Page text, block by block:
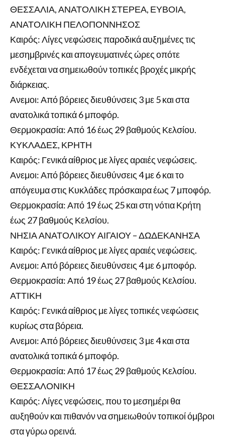
ΘΕΣΣΑΛΙΑ, ΑΝΑΤΟΛΙΚΗ ΣΤΕΡΕΑ, ΕΥΒΟΙΑ,
ΑΝΑΤΟΛΙΚΗ ΠΕΛΟΠΟΝΝΗΣΟΣ
Καιρός: Λίγες νεφώσεις παροδικά αυξημένες τις
μεσημβρινές και απογευματινές ώρες οπότε
ενδέχεται να σημειωθούν τοπικές βροχές μικρής
διάρκειας.
Ανεμοι: Από βόρειες διευθύνσεις 3 με 5 και στα
ανατολικά τοπικά 6 μποφόρ.
Θερμοκρασία: Από 16 έως 29 βαθμούς Κελσίου.
ΚΥΚΛΑΔΕΣ, ΚΡΗΤΗ
Καιρός: Γενικά αίθριος με λίγες αραιές νεφώσεις.
Ανεμοι: Από βόρειες διευθύνσεις 4 με 6 και το
απόγευμα στις Κυκλάδες πρόσκαιρα έως 7 μποφόρ.
Θερμοκρασία: Από 19 έως 25 και στη νότια Κρήτη
έως 27 βαθμούς Κελσίου.
ΝΗΣΙΑ ΑΝΑΤΟΛΙΚΟΥ ΑΙΓΑΙΟΥ – ΔΩΔΕΚΑΝΗΣΑ
Καιρός: Γενικά αίθριος με λίγες αραιές νεφώσεις.
Ανεμοι: Από βόρειες διευθύνσεις 4 με 6 μποφόρ.
Θερμοκρασία: Από 19 έως 27 βαθμούς Κελσίου.
ΑΤΤΙΚΗ
Καιρός: Γενικά αίθριος με λίγες τοπικές νεφώσεις
κυρίως στα βόρεια.
Ανεμοι: Από βόρειες διευθύνσεις 3 με 4 και στα
ανατολικά τοπικά 6 μποφόρ.
Θερμοκρασία: Από 17 έως 29 βαθμούς Κελσίου.
ΘΕΣΣΑΛΟΝΙΚΗ
Καιρός: Λίγες νεφώσεις, που το μεσημέρι θα
αυξηθούν και πιθανόν να σημειωθούν τοπικοί όμβροι
στα γύρω ορεινά.